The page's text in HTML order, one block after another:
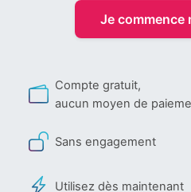
Je commence
Compte gratuit,
aucun moyen de
Sans engagement
Utilisez dès maintenant